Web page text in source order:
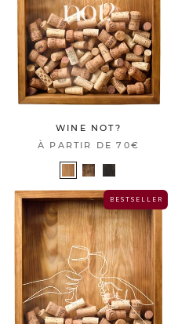
WINE NOT?
À PARTIR DE70€
B E S T S E L L E R